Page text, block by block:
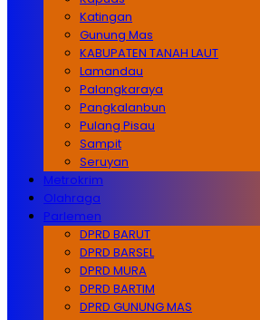
Katingan
Gunung Mas
KABUPATEN TANAH LAUT
Lamandau
Palangkaraya
Pangkalanbun
Pulang Pisau
Sampit
Seruyan
Metrokrim
Olahraga
Parlemen
DPRD BARUT
DPRD BARSEL
DPRD MURA
DPRD BARTIM
DPRD GUNUNG MAS